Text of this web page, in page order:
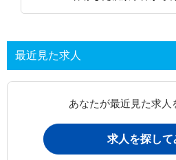
最近見た求人
あなたが最近見た求人
求人を探して